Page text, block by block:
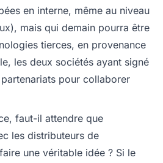
en interne, même au niveau
mais qui demain pourra être
tierces, en provenance
les deux sociétés ayant signé
pour collaborer
faut-il attendre que
les distributeurs de
une véritable idée ? Si le